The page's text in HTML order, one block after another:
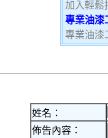
加入輕鬆
專業油漆
專業油漆
姓名：
佈告內容：